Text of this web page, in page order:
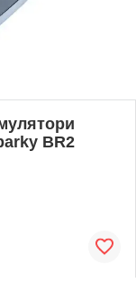
BR2